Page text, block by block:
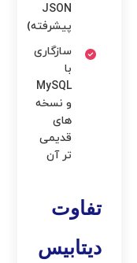
JSON
پیشرفته)
سازگاری
با
MySQL
و نسخه
های
قدیمی
تر آن
تفاوت
دیتابیس